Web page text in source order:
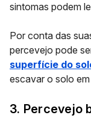
sintomas podem
Por conta das
percevejo pode
superfície do
escavar o solo
3. Percevejo